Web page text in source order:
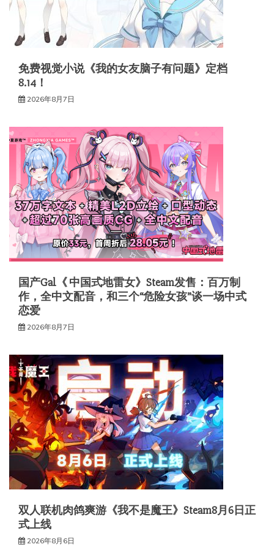
免费视觉小说《我的女友脑子有问题》定档
8.14！
2026年8月7日
国产Gal《 中国式地雷女》Steam发售：百万制
作，全中文配音，和三个“危险女孩”谈一场中式
恋爱
2026年8月7日
双人联机肉鸽爽游《我不是魔王》Steam8月6日正
式上线
2026年8月6日